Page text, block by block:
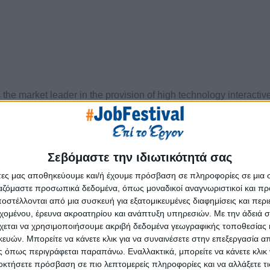
Σεβόμαστε την ιδιωτικότητά σας
μας αποθηκεύουμε και/ή έχουμε πρόσβαση σε πληροφορίες σε
προσωπικά δεδομένα, όπως μοναδικοί αναγνωριστικοί και
από μια συσκευή για εξατομικευμένες διαφημίσεις και
έρευνα ακροατηρίου και ανάπτυξη υπηρεσιών. Με την άδειά
να χρησιμοποιήσουμε ακριβή δεδομένα γεωγραφικής τοποθεσίας
Μπορείτε να κάνετε κλικ για να συναινέσετε στην επεξεργασία
περιγράφεται παραπάνω. Εναλλακτικά, μπορείτε να κάνετε κλικ
πρόσβαση σε πιο λεπτομερείς πληροφορίες και να αλλάξετε
market leader in the provision of high technology
1999, with the scope of providing high quality services to
telesales, back-office services and many other
as one of the largest nationwide, thanks to its long-
meet the constantly changing needs of the market today
human resources to ensure that effective, flexible services
infrastructure.
Quality is not only reflected in its state-of-the-art facilities
near Panormou Metro Station– but extends to areas such